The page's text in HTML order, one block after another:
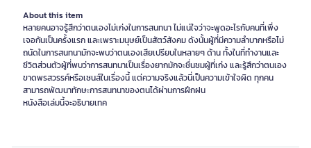
About this item
หลายคนอาจรู้สึกว่าตนเองไม่เก่งในการสนทนา ไม่แน่ใจว่าจะพูดอะไรกับคนที่เพิ่ง
เจอกันเป็นครั้งแรก และเพราะมนุษย์เป็นสัตว์สังคม ดังนั้นผู้ที่มีความลำบากหรือไม่
ถนัดในการสนทนามักจะพบว่าตนเองเสียเปรียบในหลายๆ ด้าน ทั้งในที่ทำงานและ
ชีวิตส่วนตัวผู้ที่พบว่าการสนทนาเป็นเรื่องยากมักจะชื่นชมผู้ที่เก่ง และรู้สึกว่าตนเอง
ขาดพรสวรรค์หรือเซนส์ในเรื่องนี้ แต่ความจริงแล้วนี่เป็นความเข้าใจผิด ทุกคน
สามารถพัฒนาทักษะการสนทนาของตนได้ผ่านการฝึกฝน
หนังสือเล่มนี้จะอธิบายเทค